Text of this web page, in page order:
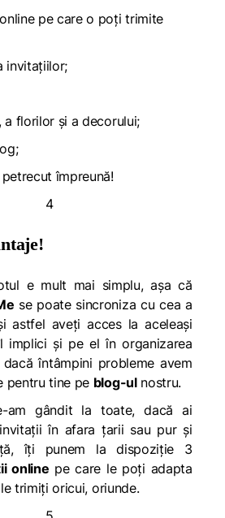
pe care o poți trimite
invitațiilor;
a florilor și a decorului;
împreună!
e mult mai simplu, așa că
se poate sincroniza cu cea a
astfel aveți acces la aceleași
implici și pe el în organizarea
întâmpini probleme avem
pentru tine pe blog-ulnostru.
am gândit la toate, dacă ai
în afara țarii sau pur și
îți punem la dispoziție 3
online pe care le poți adapta
trimiți oricui, oriunde.